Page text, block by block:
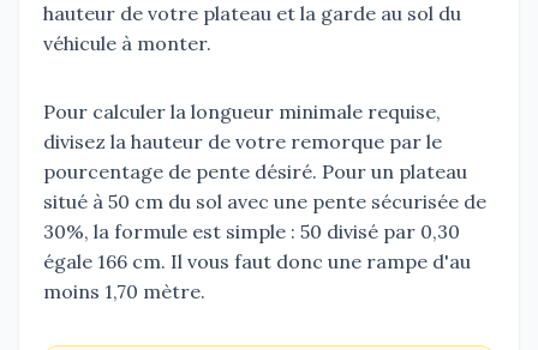
hauteur de votre plateau et la garde au sol du
véhicule à monter.
Pour calculer la longueur minimale requise,
divisez la hauteur de votre remorque par le
pourcentage de pente désiré. Pour un plateau
situé à 50 cm du sol avec une pente sécurisée de
30%, la formule est simple : 50 divisé par 0,30
égale 166 cm. Il vous faut donc une rampe d'au
moins 1,70 mètre.